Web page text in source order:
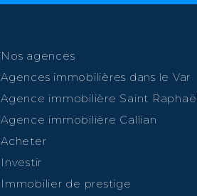
Nos agences
Agences immobilières dans le Var
Agence immobilière Saint Raphaël
Agence immobilière Callian
Acheter
Investir
Immobilier de prestige